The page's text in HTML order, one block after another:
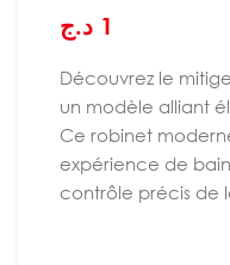
1 د.ج
Découvrez le
un modèle alliant
Ce robinet
expérience de
contrôle précis de